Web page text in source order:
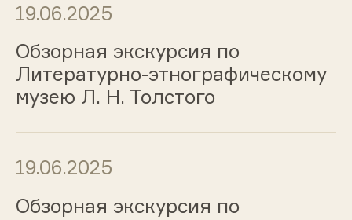
19.06.2025
Обзорная экскурсия по
Литературно-этнографическому
музею Л. Н. Толстого
19.06.2025
Обзорная экскурсия по